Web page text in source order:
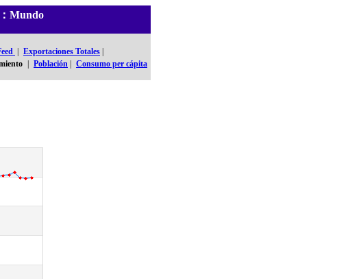
Mundo
Exportaciones Totales
Población Consumo per cápita